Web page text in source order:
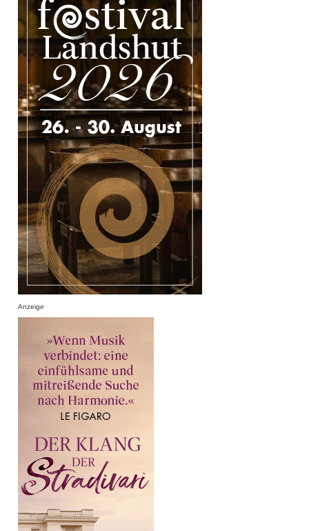
Anzeige